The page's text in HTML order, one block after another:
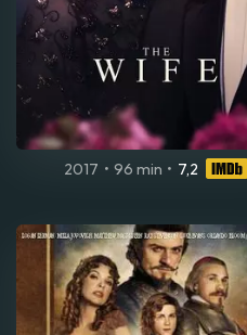
2017 • 96 min • 7,2